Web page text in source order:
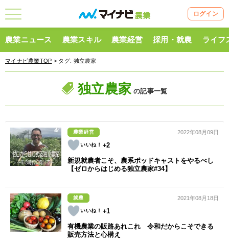
ログイン
農業ニュース 農業スキル 農業経営 採用・就農 ライフ
マイナビ農業TOP > タグ: 独立農家
独立農家 の記事一覧
農業経営
+2
2022年08月09日
新規就農者こそ、農系ポッドキャストをやるべし
【ゼロからはじめる独立農家#34】
就農
+1
2021年08月18日
有機農業の販路あれこれ 令和だからこそできる
販売方法と心構え